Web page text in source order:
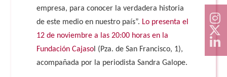
empresa, para conocer la verdadera historia
de este medio en nuestro país”. Lo presenta el
12 de noviembre a las 20:00 horas en la
Fundación Cajaso l (Pza. de San Francisco, 1),
acompañada por la periodista Sandra Galope.